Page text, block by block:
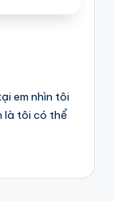
em nhìn tôi
là tôi có thể